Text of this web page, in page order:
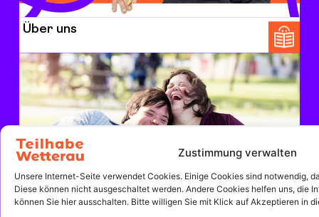
Zustimmung verwalten
Unsere Internet-Seite verwendet Cookies. Einige Cookies sind notwendig,
Diese können nicht ausgeschaltet werden. Andere Cookies helfen uns, die
können Sie hier ausschalten. Bitte willigen Sie mit Klick auf Akzeptieren in
Über uns